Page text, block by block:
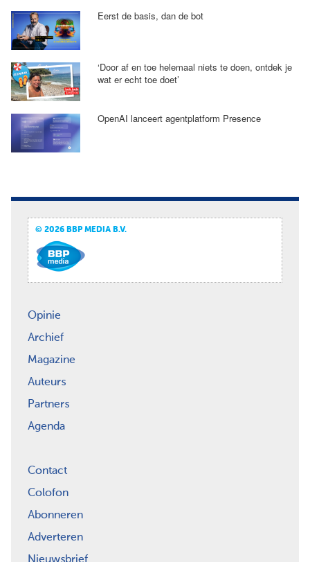
Eerst de basis, dan de bot
‘Door af en toe helemaal niets te doen, ontdek je
wat er echt toe doet’
OpenAI lanceert agentplatform Presence
© 2026 BBP MEDIA B.V.
Opinie
Archief
Magazine
Auteurs
Partners
Agenda
Contact
Colofon
Abonneren
Adverteren
Nieuwsbrief